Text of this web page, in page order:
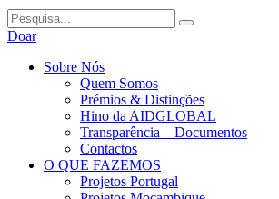
Doar
Sobre Nós
Quem Somos
Prémios & Distinções
Hino da AIDGLOBAL
Transparência – Documentos
Contactos
O QUE FAZEMOS
Projetos Portugal